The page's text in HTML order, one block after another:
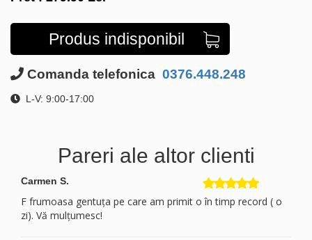
Produs indisponibil
Comanda telefonica 0376.448.248
L-V: 9:00-17:00
Pareri ale altor clienti
Carmen S.
F frumoasa gentuța pe care am primit o în timp record ( o
zi). Vă mulțumesc!